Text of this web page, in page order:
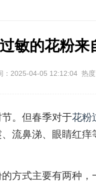
敏的花粉来
：2025-04-05 12:12:04 热
。但春季对于花粉
流鼻涕、眼睛红
式主要有两种，